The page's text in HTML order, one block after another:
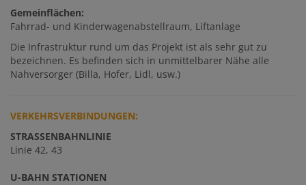
Gemeinflächen:
Fahrrad- und Kinderwagenabstellraum, Liftanlage
Die Infrastruktur rund um das Projekt ist als sehr gut zu
bezeichnen. Es befinden sich in unmittelbarer Nähe alle
Nahversorger (Billa, Hofer, Lidl, usw.)
VERKEHRSVERBINDUNGEN:
STRASSENBAHNLINIE
Linie 42, 43
U-BAHN STATIONEN